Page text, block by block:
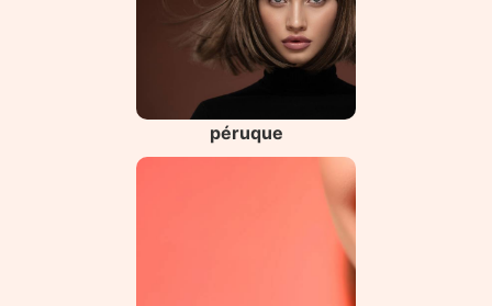
péruque